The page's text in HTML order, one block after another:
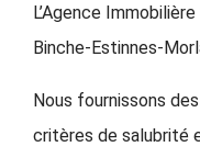
L’Agence
Binche-Estinnes-
Nous fournissons
critères de salubrité